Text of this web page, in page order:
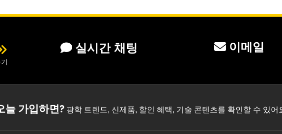
실시간 채팅 이메일
늘 가입하면?광학 트렌드, 신제품, 할인 혜택, 기술 콘텐츠를 확인할 수 있어